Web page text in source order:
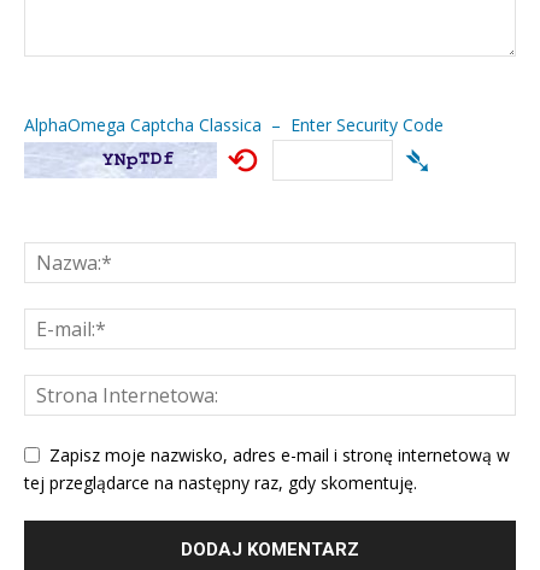
AlphaOmega Captcha Classica – Enter Security Code
⟲ ➴
Zapisz moje nazwisko, adres e-mail i stronę internetową w
tej przeglądarce na następny raz, gdy skomentuję.